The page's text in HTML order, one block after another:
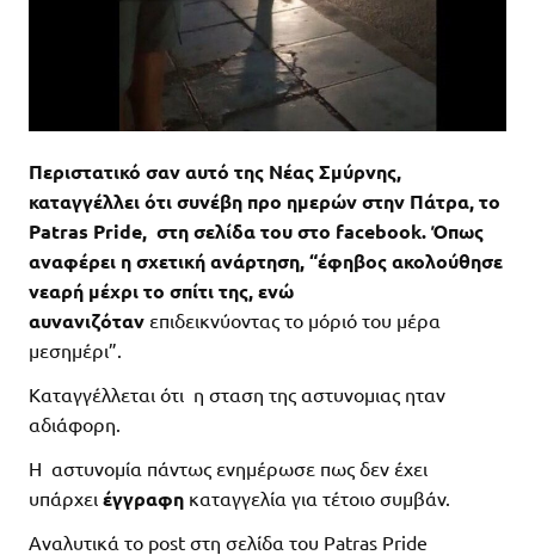
Περιστατικό σαν αυτό της Νέας Σμύρνης,
καταγγέλλει ότι συνέβη προ ημερών στην Πάτρα, το
Patras Pride, στη σελίδα του στο facebook. Όπως
αναφέρει η σχετική ανάρτηση, “έφηβος ακολούθησε
νεαρή μέχρι το σπίτι της, ενώ
αυνανιζόταν επιδεικνύοντας το μόριό του μέρα
μεσημέρι”.
Καταγγέλλεται ότι η σταση της αστυνομιας ηταν
αδιάφορη.
Η αστυνομία πάντως ενημέρωσε πως δεν έχει
υπάρχει έγγραφη καταγγελία για τέτοιο συμβάν.
Αναλυτικά το post στη σελίδα του Patras Pride